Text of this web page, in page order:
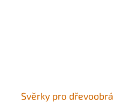
Svěrky pro